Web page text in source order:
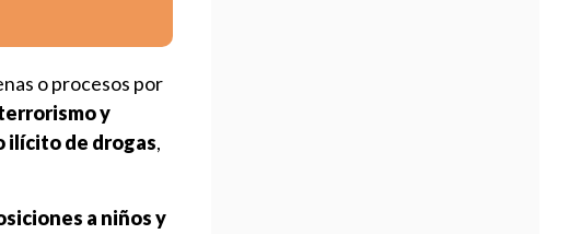
o procesos por
y
ilícito de drogas,
a niños y